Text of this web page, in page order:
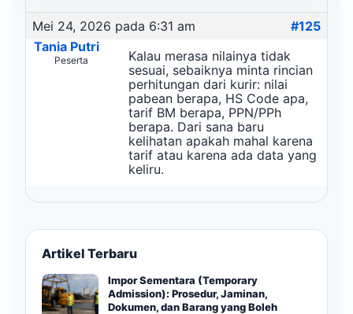
Mei 24, 2026 pada 6:31 am
#125
Tania Putri
Peserta
Kalau merasa nilainya tidak
sesuai, sebaiknya minta rincian
perhitungan dari kurir: nilai
pabean berapa, HS Code apa,
tarif BM berapa, PPN/PPh
berapa. Dari sana baru
kelihatan apakah mahal karena
tarif atau karena ada data yang
keliru.
Artikel Terbaru
Impor Sementara (Temporary
Admission): Prosedur, Jaminan,
Dokumen, dan Barang yang Boleh